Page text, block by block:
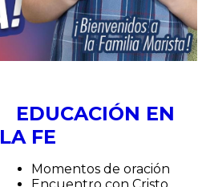
EDUCACIÓN EN
LA FE
Momentos de oración